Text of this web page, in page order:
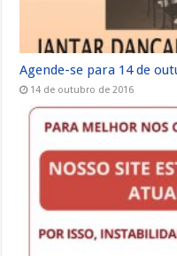
Agende-se para 14 de
14 de outubro de 2016